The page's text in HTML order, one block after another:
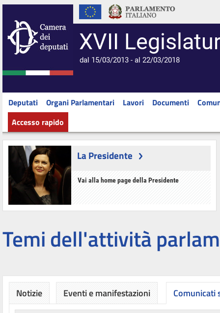
XVII
dal 15/03/2013 - al 22/03/2018
Deputati Organi Parlamentari Lavori Documenti
Accesso rapido
La Presidente
Vai alla home page della Presidente
Temi dell'attività
Notizie Eventi e manifestazioni Comunicati